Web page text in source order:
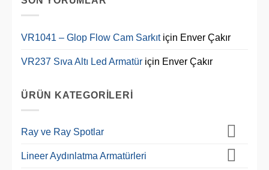
VR1041 – Glop Flow Cam Sarkıtiçin Enver Çakır
VR237 Sıva Altı Led Armatür için Enver Çakır
ÜRÜN KATEGORILERI
Ray ve Ray Spotlar
Lineer Aydınlatma Armatürleri